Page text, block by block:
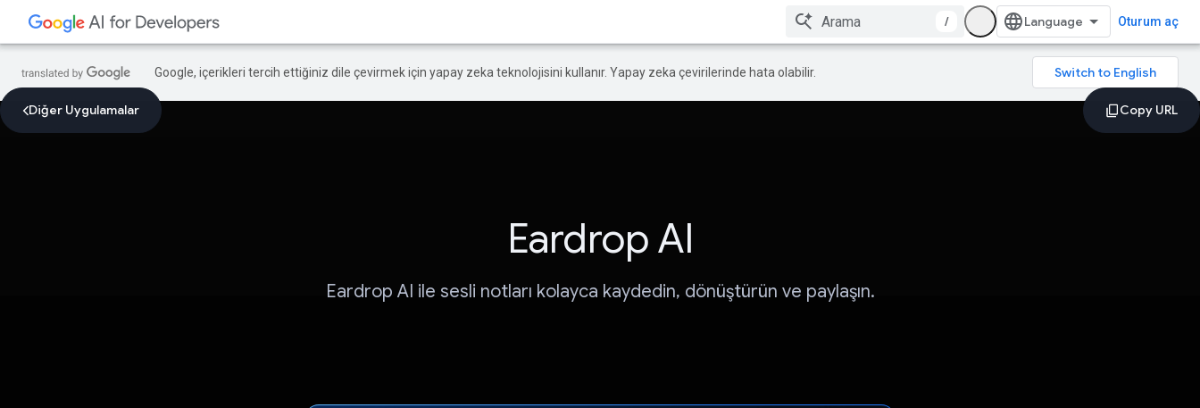
/ Oturum aç
Google, içerikleri tercih ettiğiniz dile çevirmek için yapay zeka teknolojisini kullanır. Yapay zeka çevirilerinde hata olabilir.
Diğer Uygulamalar
Eardrop AI
Eardrop AI ile sesli notları kolayca kaydedin, dönüştürün ve paylaşın.